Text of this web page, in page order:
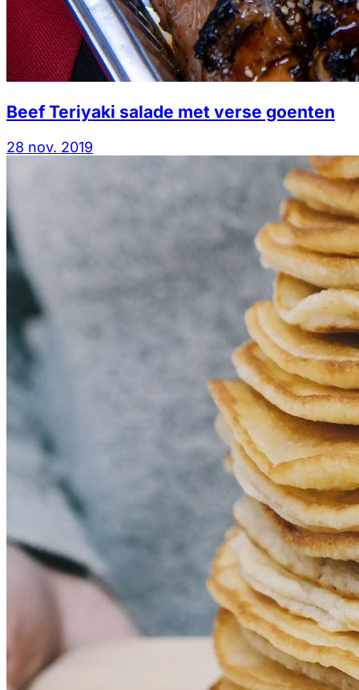
Beef Teriyaki salade met verse goenten
28 nov. 2019